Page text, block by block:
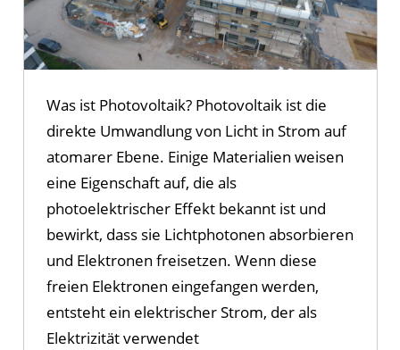
Was ist Photovoltaik? Photovoltaik ist die
direkte Umwandlung von Licht in Strom auf
atomarer Ebene. Einige Materialien weisen
eine Eigenschaft auf, die als
photoelektrischer Effekt bekannt ist und
bewirkt, dass sie Lichtphotonen absorbieren
und Elektronen freisetzen. Wenn diese
freien Elektronen eingefangen werden,
entsteht ein elektrischer Strom, der als
Elektrizität verwendet